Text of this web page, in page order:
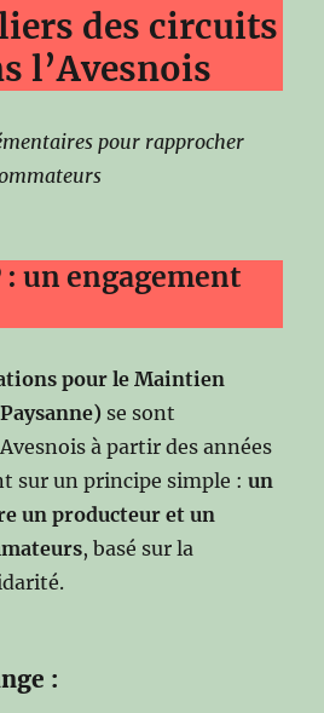
des circuits
l’Avesnois
pour rapprocher
: un engagement
pour le Maintien
se sont
à partir des années
sur un principe simple :un
un producteur et un
, basé sur la
: